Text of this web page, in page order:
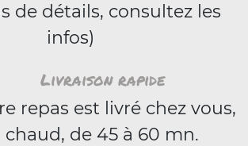
de détails, consultez les
infos)
Livraison rapide
repas est livré chez vous,
chaud, de 45 à 60 mn.